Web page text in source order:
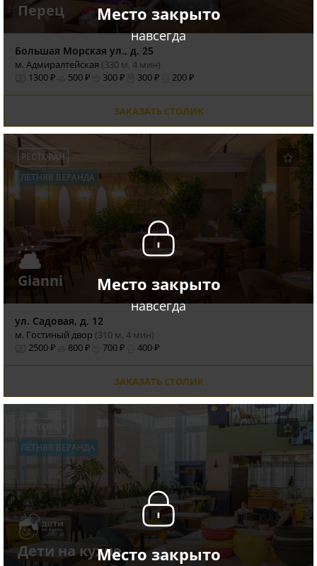
Место закрыто
навсегда
Перец
Большая Морская ул., д. 25
м. Адмиралтейская (330 м, 4 мин)
1300 ₽
500 ₽ 300 ₽ 300 ₽ 200 ₽
ЗАКАЗАТЬ СТОЛИК
Место закрыто
навсегда
РЕСТОРАН
ЛЕТНЯЯ ВЕРАНДА
Gianni
ул. Садовая, д. 12
м. Гостиный двор (310 м, 4 мин)
2500 ₽
800 ₽ 700 ₽ 400 ₽
ЗАКАЗАТЬ СТОЛИК
Место закрыто
ЛЕТНЯЯ ВЕРАНДА
Дети на кухне